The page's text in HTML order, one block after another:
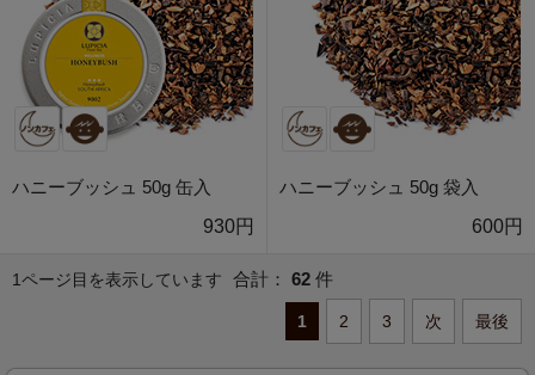
ハニーブッシュ 50g 缶入
930円
ハニーブッシュ 50g 袋入
600円
1ページ目を表示しています 合計： 62 件
1 2 3 次 最後